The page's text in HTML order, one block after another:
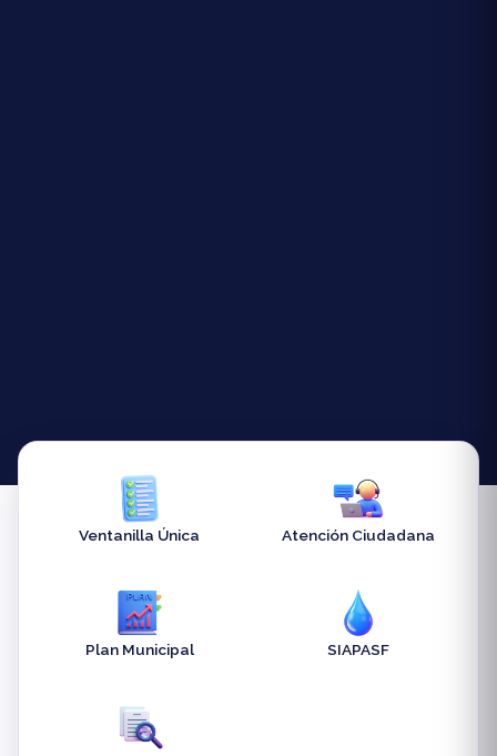
Ventanilla Única Atención Ciudadana
Plan Municipal SIAPASF